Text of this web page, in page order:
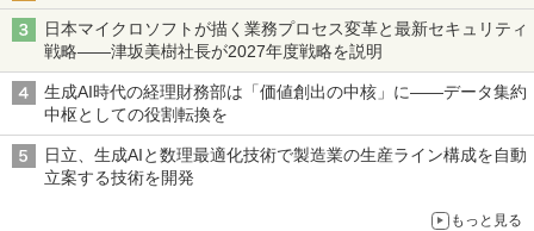
日本マイクロソフトが描く業務プロセス変革と最新セキュリティ
戦略――津坂美樹社長が2027年度戦略を説明
生成AI時代の経理財務部は「価値創出の中核」に――データ集約
中枢としての役割転換を
日立、生成AIと数理最適化技術で製造業の生産ライン構成を自動
立案する技術を開発
もっと見る